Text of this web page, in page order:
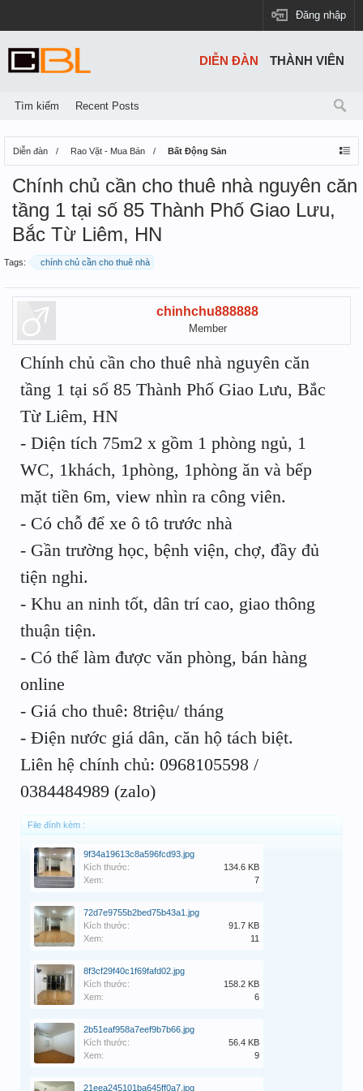
Đăng nhập
Diễn đàn Rao Vặt - Mua Bán Bất Động Sản
Chính chủ cần cho thuê nhà nguyên căn
tầng 1 tại số 85 Thành Phố Giao Lưu,
Bắc Từ Liêm, HN
Tags: chính chủ cần cho thuê nhà
chinhchu888888
Member
Chính chủ cần cho thuê nhà nguyên căn
tầng 1 tại số 85 Thành Phố Giao Lưu, Bắc
Từ Liêm, HN
- Diện tích 75m2 x gồm 1 phòng ngủ, 1
WC, 1khách, 1phòng, 1phòng ăn và bếp
mặt tiền 6m, view nhìn ra công viên.
- Có chỗ để xe ô tô trước nhà
- Gần trường học, bệnh viện, chợ, đầy đủ
tiện nghi.
- Khu an ninh tốt, dân trí cao, giao thông
thuận tiện.
- Có thể làm được văn phòng, bán hàng
online
- Giá cho thuê: 8triệu/ tháng
- Điện nước giá dân, căn hộ tách biệt.
Liên hệ chính chủ: 0968105598 /
0384484989 (zalo)
File đính kèm :
9f34a19613c8a596fcd93.jpg
Kích thước:
134.6 KB
Xem:
7
72d7e9755b2bed75b43a1.jpg
Kích thước:
91.7 KB
Xem:
11
8f3cf29f40c1f69fafd02.jpg
Kích thước:
158.2 KB
Xem:
6
2b51eaf958a7eef9b7b66.jpg
Kích thước:
56.4 KB
Xem:
9
21eea245101ba645ff0a7.jpg
DIỄN ĐÀN
Tìm kiếm Recent Posts
THÀNH VIÊN